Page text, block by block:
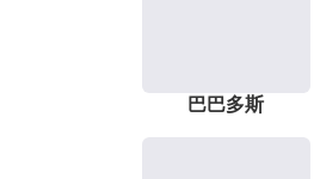
巴巴多斯